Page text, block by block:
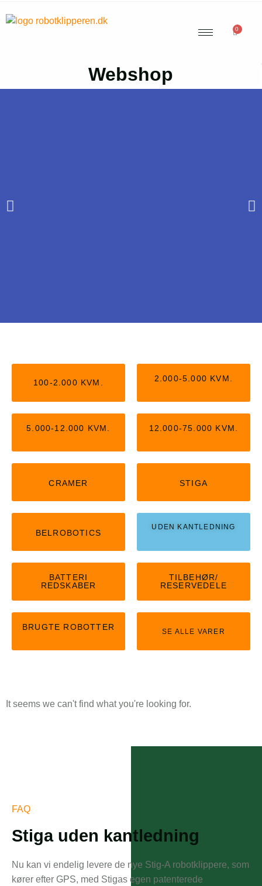
0
Webshop
Nu kan du få Stiga robotter, der arbejder helt
uden kantledning. Kan passe op til 5.000
100-2.000 KVM. 2.000-5.000 KVM.
5.000-12.000 KVM. 12.000-75.000 KVM.
CRAMER STIGA
BELROBOTICS
UDEN KANTLEDNING
BATTERI
REDSKABER
TILBEHØR/
RESERVEDELE
BRUGTE ROBOTTER SE ALLE VARER
It seems we can't find what you're looking for.
FAQ
Stiga uden kantledning
Nu kan vi endelig levere de nye Stig-A robotklippere, som
kører efter GPS, med Stigas egen patenterede